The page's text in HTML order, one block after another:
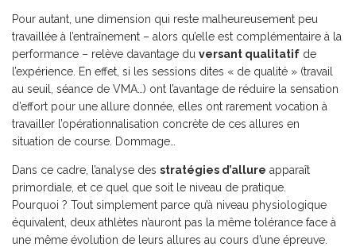
Pour autant, une dimension qui reste malheureusement peu
travaillée à l’entraînement – alors qu’elle est complémentaire à la
performance – relève davantage du versant qualitatif de
l’expérience. En effet, si les sessions dites « de qualité » (travail
au seuil, séance de VMA…) ont l’avantage de réduire la sensation
d’effort pour une allure donnée, elles ont rarement vocation à
travailler l’opérationnalisation concrète de ces allures en
situation de course. Dommage…
Dans ce cadre, l’analyse des stratégies d’allure apparaît
primordiale, et ce quel que soit le niveau de pratique.
Pourquoi ? Tout simplement parce qu’à niveau physiologique
équivalent, deux athlètes n’auront pas la même tolérance face à
une même évolution de leurs allures au cours d’une épreuve.